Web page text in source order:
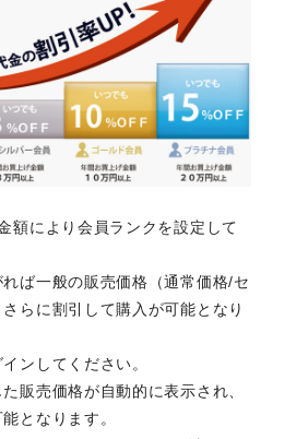
額により会員ランクを設定して
ば一般の販売価格（通常価格/セ
らに割引して購入が可能となり
ンしてください。
販売価格が自動的に表示され、
となります。